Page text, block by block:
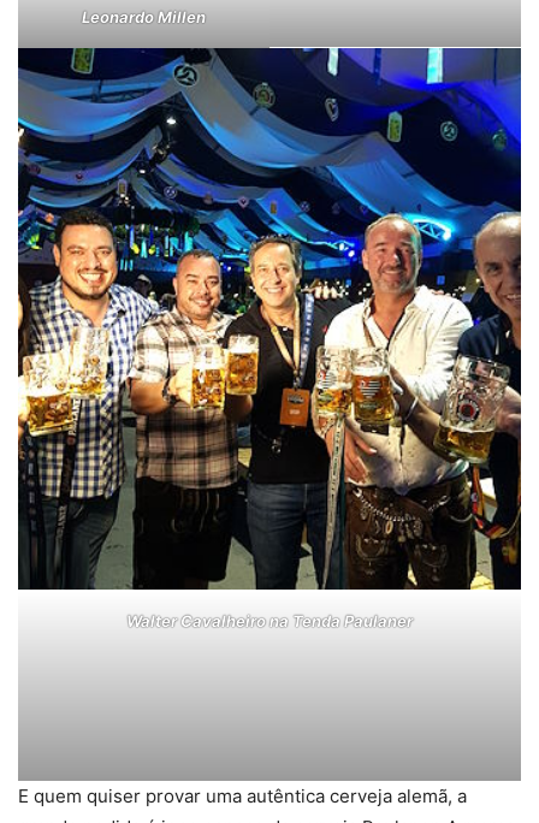
Leonardo Millen
Walter Cavalheiro na Tenda Paulaner
E quem quiser provar uma autêntica cerveja alemã, a